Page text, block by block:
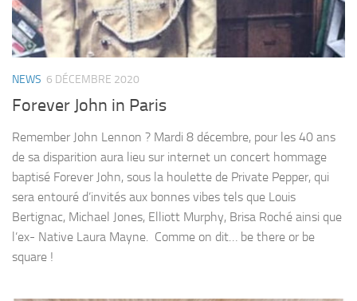
NEWS 6 DÉCEMBRE 2020
Forever John in Paris
Remember John Lennon ? Mardi 8 décembre, pour les 40 ans
de sa disparition aura lieu sur internet un concert hommage
baptisé Forever John, sous la houlette de Private Pepper, qui
sera entouré d’invités aux bonnes vibes tels que Louis
Bertignac, Michael Jones, Elliott Murphy, Brisa Roché ainsi que
l’ex- Native Laura Mayne. Comme on dit… be there or be
square !